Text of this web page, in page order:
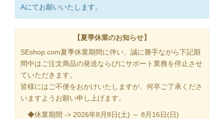
Aにてお願いいたします。
【夏季休業のお知らせ】
SEshop.com夏季休業期間に伴い、誠に勝手ながら下記期
間中はご注文商品の発送ならびにサポート業務を停止させ
ていただきます。
皆様にはご不便をおかけいたしますが、何卒ご了承くださ
いますようお願い申し上げます。
◆休業期間 -> 2026年8月8日(土) ～ 8月16日(日)